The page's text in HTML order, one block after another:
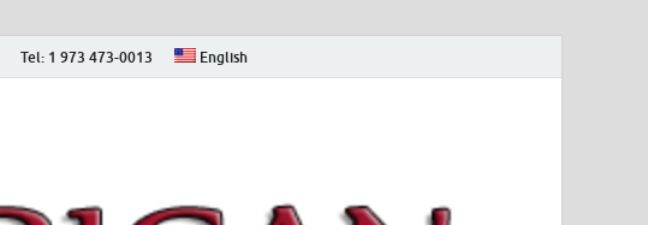
Tel: 1 973 473-0013 English